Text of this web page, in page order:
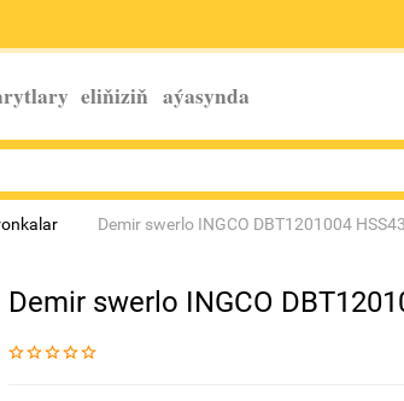
eliňiziň aýasynda
Demir swerlo INGCO DBT1201004
Demir swerlo INGCO